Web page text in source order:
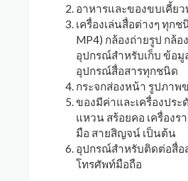
อาหารและของขบเคี้ย
เครื่องเล่นสื่อต่างๆ ทุกช
MP4) กล้องถ่ายรูป กล้อ
อุปกรณ์สำหรับเก็บ ข้อมู
อุปกรณ์สื่อสารทุกชนิด
กระจกส่องหน้า รูปภา
ของมีค่าและเครื่องปร
แหวน สร้อยคอ เครื่องร
มือ สายสิญจน์ เป็นต้น
อุปกรณ์สำหรับติดต่อสื่อ
โทรศัพท์มือถือ